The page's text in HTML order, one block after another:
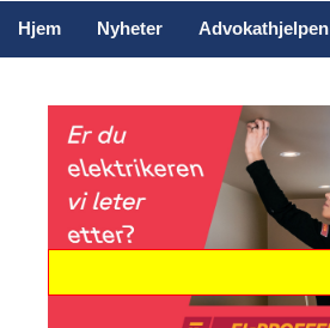
Hjem Nyheter Advokathjelpen